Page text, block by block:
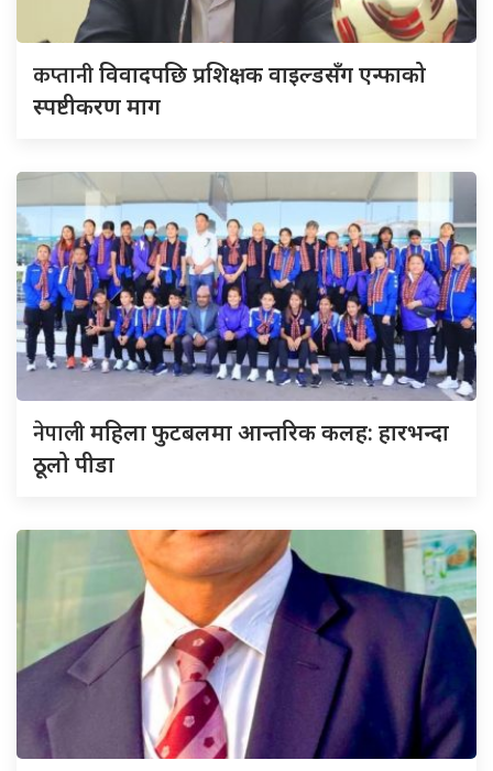
कप्तानीविवादपछि प्रशिक्षक वाइल्डसँग एन्फाको
स्पष्टीकरण माग
नेपालीमहिला फुटबलमा आन्तरिक कलह: हारभन्दा
ठूलो पीडा